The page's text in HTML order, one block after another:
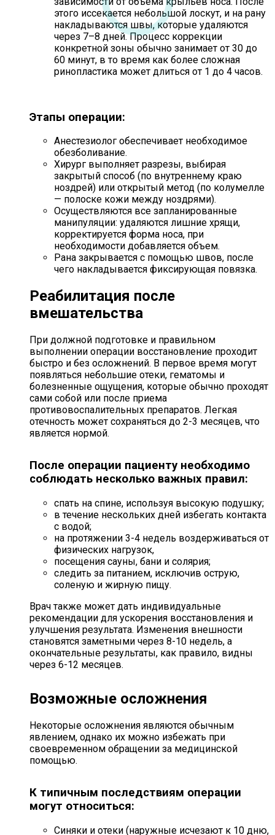
этого иссекается небольшой лоскут, и на рану
накладываются швы, которые удаляются
через 7–8 дней. Процесс коррекции
конкретной зоны обычно занимает от 30 до
60 минут, в то время как более сложная
ринопластика может длиться от 1 до 4 часов.
Этапы операции:
Анестезиолог обеспечивает необходимое
обезболивание.
Хирург выполняет разрезы, выбирая
закрытый способ (по внутреннему краю
ноздрей) или открытый метод (по колумелле
— полоске кожи между ноздрями).
Осуществляются все запланированные
манипуляции: удаляются лишние хрящи,
корректируется форма носа, при
необходимости добавляется объем.
Рана закрывается с помощью швов, после
чего накладывается фиксирующая повязка.
Реабилитация после
вмешательства
При должной подготовке и правильном
выполнении операции восстановление проходит
быстро и без осложнений. В первое время могут
появляться небольшие отеки, гематомы и
болезненные ощущения, которые обычно проходят
сами собой или после приема
противовоспалительных препаратов. Легкая
отечность может сохраняться до 2-3 месяцев, что
является нормой.
После операции пациенту необходимо
соблюдать несколько важных правил:
спать на спине, используя высокую подушку;
в течение нескольких дней избегать контакта
с водой;
на протяжении 3-4 недель воздерживаться от
физических нагрузок,
посещения сауны, бани и солярия;
следить за питанием, исключив острую,
соленую и жирную пищу.
Врач также может дать индивидуальные
рекомендации для ускорения восстановления и
улучшения результата. Изменения внешности
становятся заметными через 8-10 недель, а
окончательные результаты, как правило, видны
через 6-12 месяцев.
Возможные осложнения
Некоторые осложнения являются обычным
явлением, однако их можно избежать при
своевременном обращении за медицинской
помощью.
К типичным последствиям операции
могут относиться:
Синяки и отеки (наружные исчезают к 10 дню,